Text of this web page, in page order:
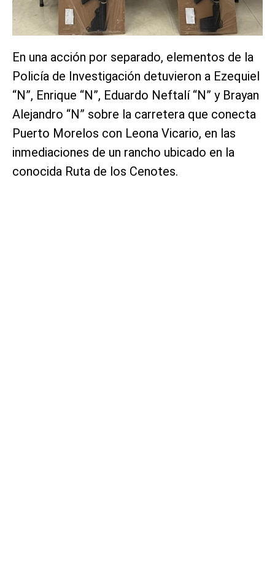
En una acción por separado, elementos de la
Policía de Investigación detuvieron a Ezequiel
“N”, Enrique “N”, Eduardo Neftalí “N” y Brayan
Alejandro “N” sobre la carretera que conecta
Puerto Morelos con Leona Vicario, en las
inmediaciones de un rancho ubicado en la
conocida Ruta de los Cenotes.